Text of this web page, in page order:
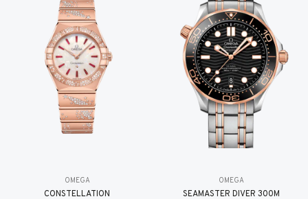
OMEGA
CONSTELLATION
OMEGA
SEAMASTER DIVER 300M